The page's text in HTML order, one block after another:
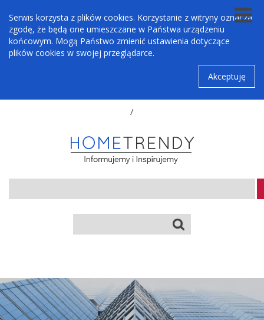
Serwis korzysta z plików cookies. Korzystanie z witryny oznacza
zgodę, że będą one umieszczane w Państwa urządzeniu
końcowym. Mogą Państwo zmienić ustawienia dotyczące
plików cookies w swojej przeglądarce.
Akceptuję
/